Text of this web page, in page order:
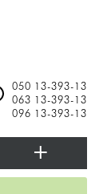
050 13-393-13
063 13-393-13
096 13-393-13
+